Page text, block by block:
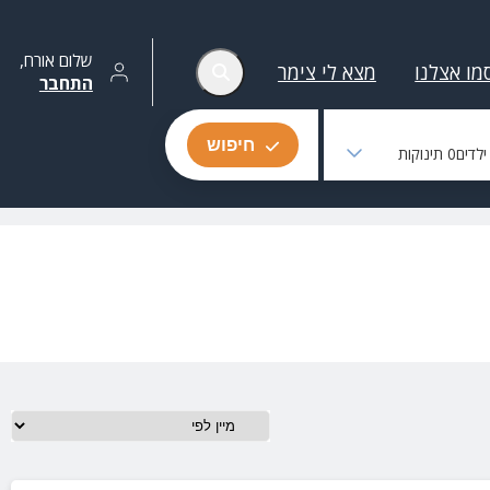
אצלנו מצא לי צימר שלום אורח,
התחבר
0תינוקות חיפוש